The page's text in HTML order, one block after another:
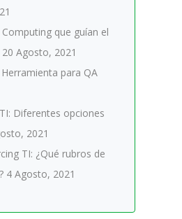
que guían el
20 Agosto, 2021
para QA
Diferentes opciones
2021
TI: ¿Qué rubros de
4 Agosto, 2021